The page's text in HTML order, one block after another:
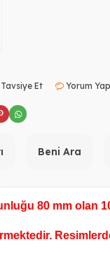
Tavsiye Et Yorum Yap
Beni Ara
80 mm olan